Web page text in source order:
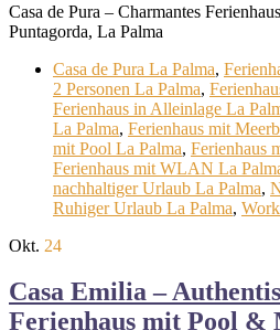
Casa de Pura – Charmantes
Puntagorda, La Palma
Casa de Pura La Palma,
2 Personen La Palma,
Ferienhaus in Alleinlage La
La Palma, Ferienhaus mit
mit Pool La Palma, Ferienhaus
Ferienhaus mit WLAN La
nachhaltiger Urlaub La Palma,
Ruhiger Urlaub La Palma,
Okt. 24
Casa Emilia –
Ferienhaus mit Pool